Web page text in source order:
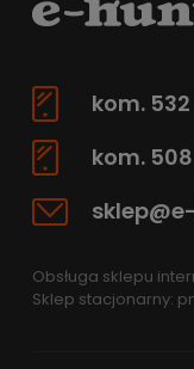
kom. 532
kom.
Obsługa sklepu
Sklep stacjonarny: